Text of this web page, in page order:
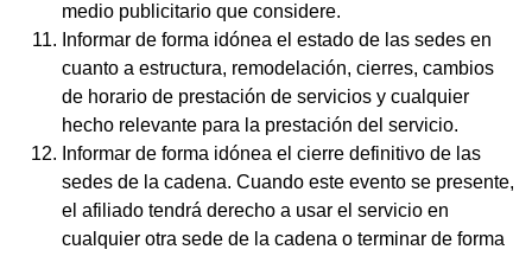
medio publicitario que considere.
Informar de forma idónea el estado de las sedes en
cuanto a estructura, remodelación, cierres, cambios
de horario de prestación de servicios y cualquier
hecho relevante para la prestación del servicio.
Informar de forma idónea el cierre definitivo de las
sedes de la cadena. Cuando este evento se presente,
el afiliado tendrá derecho a usar el servicio en
cualquier otra sede de la cadena o terminar de forma